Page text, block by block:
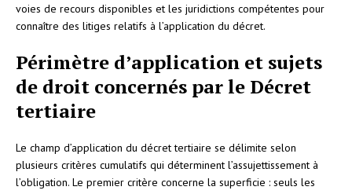
voies de recours disponibles et les juridictions compétentes pour
connaître des litiges relatifs à l’application du décret.
Périmètre d’application et sujets
de droit concernés par le Décret
tertiaire
Le champ d’application du décret tertiaire se délimite selon
plusieurs critères cumulatifs qui déterminent l’assujettissement à
l’obligation. Le premier critère concerne la superficie : seuls les